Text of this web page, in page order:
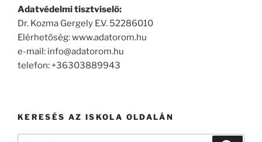
Adatvédelmi tisztviselő:
Dr. Kozma Gergely E.V. 52286010
Elérhetőség: www.adatorom.hu
e-mail: info@adatorom.hu
telefon: +36303889943
KERESÉS AZ ISKOLA OLDALÁN